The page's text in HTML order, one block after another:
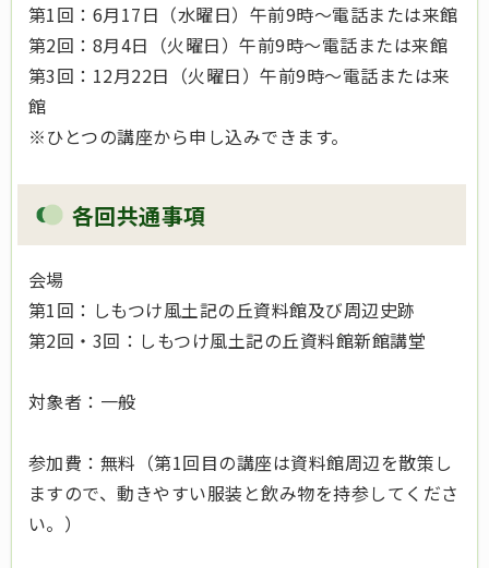
第1回：6月17日（水曜日）午前9時～電話または来館
第2回：8月4日（火曜日）午前9時～電話または来館
第3回：12月22日（火曜日）午前9時～電話または来
館
※ひとつの講座から申し込みできます。
各回共通事項
会場
第1回：しもつけ風土記の丘資料館及び周辺史跡
第2回・3回：しもつけ風土記の丘資料館新館講堂
対象者：一般
参加費：無料（第1回目の講座は資料館周辺を散策し
ますので、動きやすい服装と飲み物を持参してくださ
い。）